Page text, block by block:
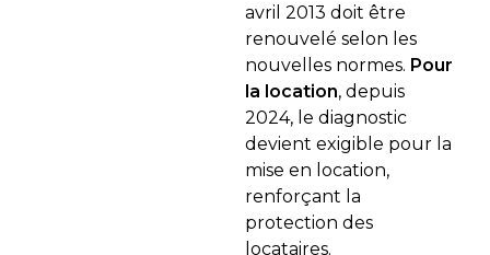
avril 2013 doit être
renouvelé selon les
nouvelles normes. Pour
la location, depuis
2024, le diagnostic
devient exigible pour la
mise en location,
renforçant la
protection des
locataires.